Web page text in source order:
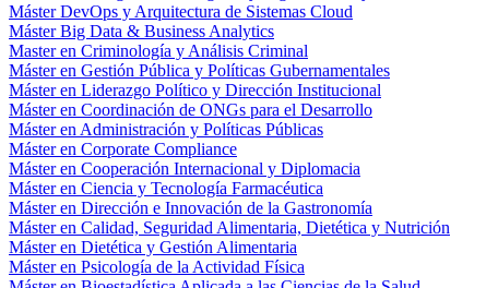
Máster DevOps y Arquitectura de Sistemas Cloud
Máster Big Data & Business Analytics
Master en Criminología y Análisis Criminal
Máster en Gestión Pública y Políticas Gubernamentales
Máster en Liderazgo Político y Dirección Institucional
Máster en Coordinación de ONGs para el Desarrollo
Máster en Administración y Políticas Públicas
Máster en Corporate Compliance
Máster en Cooperación Internacional y Diplomacia
Máster en Ciencia y Tecnología Farmacéutica
Máster en Dirección e Innovación de la Gastronomía
Máster en Calidad, Seguridad Alimentaria, Dietética y Nutrición
Máster en Dietética y Gestión Alimentaria
Máster en Psicología de la Actividad Física